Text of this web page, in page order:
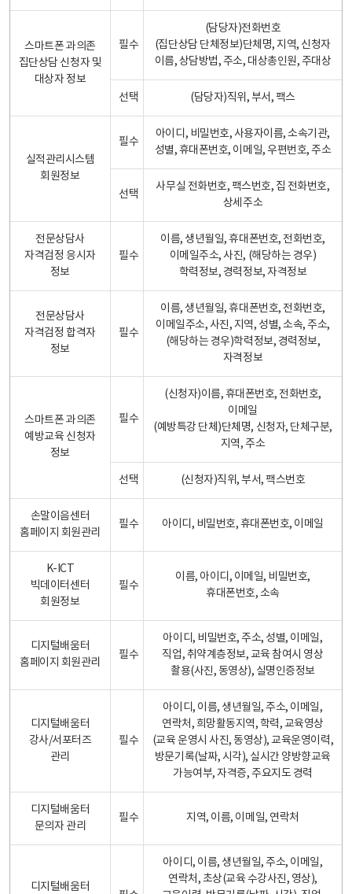
스마트폰 과의존
집단상담 신청자 및
대상자 정보
필수
(담당자)전화번호
(집단상담 단체정보)단체명, 지역, 신청자
이름, 상담방법, 주소, 대상총인원, 주대상
선택 (담당자)직위, 부서, 팩스
실적관리시스템
회원정보
필수
아이디, 비밀번호, 사용자이름, 소속기관,
성별, 휴대폰번호, 이메일, 우편번호, 주소
선택
사무실 전화번호, 팩스번호, 집 전화번호,
상세주소
전문상담사
자격검정 응시자
정보
필수
이름, 생년월일, 휴대폰번호, 전화번호,
이메일주소, 사진, (해당하는 경우)
학력정보, 경력정보, 자격정보
전문상담사
자격검정 합격자
정보
필수
이름, 생년월일, 휴대폰번호, 전화번호,
이메일주소, 사진, 지역, 성별, 소속, 주소,
(해당하는 경우)학력정보, 경력정보,
자격정보
스마트폰 과의존
예방교육 신청자
정보
필수
(신청자)이름, 휴대폰번호, 전화번호,
이메일
(예방특강 단체)단체명, 신청자, 단체구분,
지역, 주소
선택 (신청자)직위, 부서, 팩스번호
손말이음센터
홈페이지 회원관리
필수 아이디, 비밀번호, 휴대폰번호, 이메일
K-ICT
빅데이터센터
회원정보
필수
이름, 아이디, 이메일, 비밀번호,
휴대폰번호, 소속
디지털배움터
홈페이지 회원관리
필수
아이디, 비밀번호, 주소, 성별, 이메일,
직업, 취약계층정보, 교육 참여시 영상
촬용(사진, 동영상), 실명인증정보
디지털배움터
강사/서포터즈
관리
필수
아이디, 이름, 생년월일, 주소, 이메일,
연락처, 희망활동지역, 학력, 교육영상
(교육 운영시 사진, 동영상), 교육운영이력,
방문기록(날짜, 시각), 실시간 양방향교육
가능여부, 자격증, 주요지도 경력
디지털배움터
문의자 관리
필수 지역, 이름, 이메일, 연락처
디지털배움터
아이디, 이름, 생년월일, 주소, 이메일,
연락처, 초상(교육 수강사진, 영상),